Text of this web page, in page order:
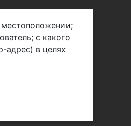
местоположении;
с какого
адрес) в целях